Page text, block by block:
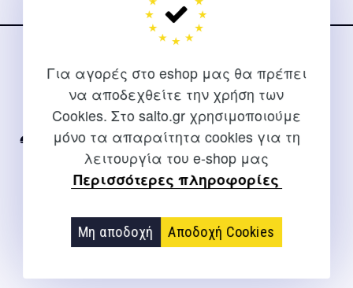
Για αγορές στο eshop μας θα πρέπει
να αποδεχθείτε την χρήση των
Cookies. Στο salto.gr χρησιμοποιούμε
μόνο τα απαραίτητα cookies για τη
λειτουργία του e-shop μας
Περισσότερες πληροφορίες
Μη αποδοχή Αποδοχή Cookies
ΕΠΙΚΟΙΝΩΝΊΑ
Για διευκρινίσεις και υποστήριξη παραγγελιών μέσω του
Internet
2310 267108
info@salto.gr